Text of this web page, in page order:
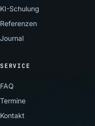
KI-Schulung
Referenzen
Journal
SERVICE
FAQ
Termine
Kontakt